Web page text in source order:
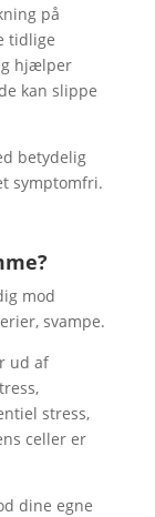
på
tidlige
hjælper
kan slippe
betydelig
symptomfri.
mod
svampe.
ud af
stress,
celler er
dine egne